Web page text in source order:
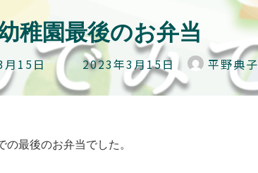
稚園最後のお弁当
月15日
最
終
更
時
2023年3月15日 平野典子
最後のお弁当でした。